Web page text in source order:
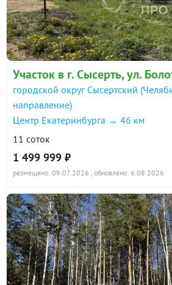
Участок в г. Сысерть, ул.
городской округ Сысертский
направление)
Центр Екатеринбурга → 46 км
11 соток
1 499 999 ₽
размещено: 09.07.2026 , обновлено: 6.08.2026